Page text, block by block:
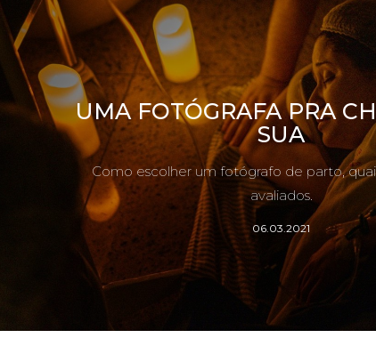
UMA FOTÓGRAFA PRA
SUA
Como escolher um fotógrafo de parto,
avaliados.
06.03.2021